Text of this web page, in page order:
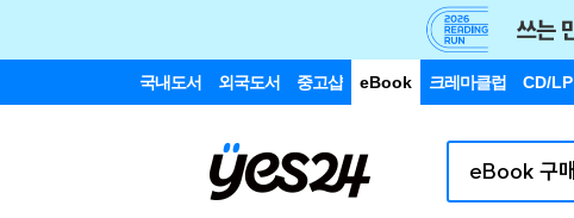
국내도서 외국도서 중고샵 eBook 크레마클럽 CD/LP